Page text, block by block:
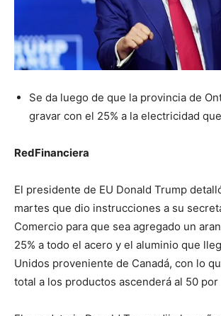
Se da luego de que la provincia de
gravar con el 25% a la electricidad
RedFinanciera
El presidente de EU Donald Trump
martes que dio instrucciones a su
Comercio para que sea agregado un
25% a todo el acero y el aluminio que
Unidos proveniente de Canadá, con lo
total a los productos ascenderá al 50 por